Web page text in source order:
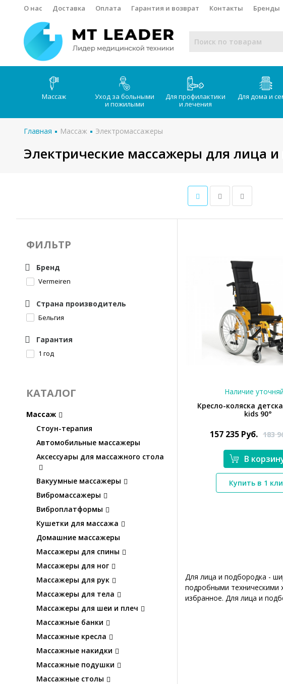
О нас Доставка Оплата Гарантия и возврат Контакты Бренды
Массаж
Уход за больными
и пожилыми
Для профилактики
и лечения
Для дома и
Главная Массаж Электромассажеры
Электрические массажеры для лица и
ФИЛЬТР
Бренд
Vermeiren
Страна производитель
Бельгия
Гарантия
1 год
КАТАЛОГ
Массаж
Стоун-терапия
Автомобильные массажеры
Аксессуары для массажного стола
Вакуумные массажеры
Вибромассажеры
Виброплатформы
Кушетки для массажа
Домашние массажеры
Массажеры для спины
Массажеры для ног
Массажеры для рук
Массажеры для тела
Массажеры для шеи и плеч
Массажные банки
Массажные кресла
Массажные накидки
Массажные подушки
Массажные столы
*}
Наличие
Кресло-коляска
kids 90°
157 235 Руб. 183
В
Купить в 1
Для лица и подбородка -
подробными техническими
избранное. Для лица и